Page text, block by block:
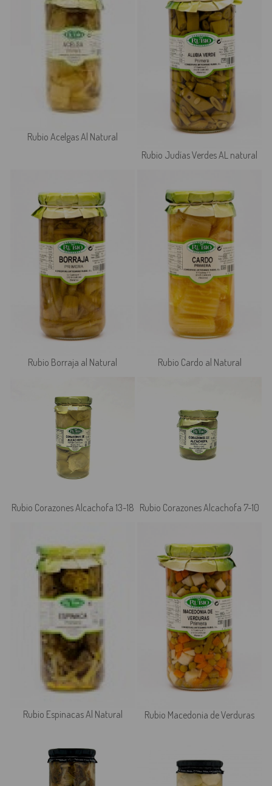
Rubio Acelgas Al Natural
Rubio Judías Verdes AL natural
Rubio Borraja al Natural Rubio Cardo al Natural
Rubio Corazones Alcachofa 13-18 Rubio Corazones Alcachofa 7-10
Rubio Espinacas Al Natural Rubio Macedonia de Verduras